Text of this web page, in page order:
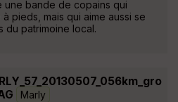
une bande de copains qui
pieds, mais qui aime aussi se
du patrimoine local.
Marly